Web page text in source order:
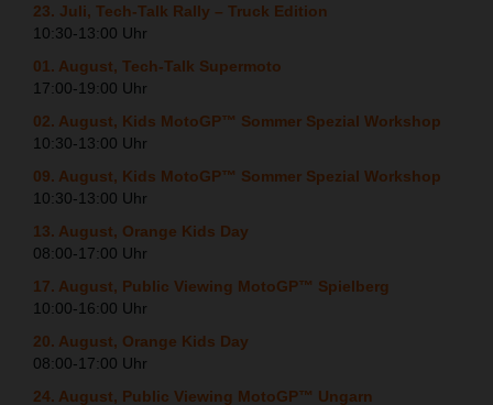
23. Juli, Tech-Talk Rally – Truck Edition
10:30-13:00 Uhr
01. August, Tech-Talk Supermoto
17:00-19:00 Uhr
02. August, Kids MotoGP™ Sommer Spezial Workshop
10:30-13:00 Uhr
09. August, Kids MotoGP™ Sommer Spezial Workshop
10:30-13:00 Uhr
13. August, Orange Kids Day
08:00-17:00 Uhr
17. August, Public Viewing MotoGP™ Spielberg
10:00-16:00 Uhr
20. August, Orange Kids Day
08:00-17:00 Uhr
24. August, Public Viewing MotoGP™ Ungarn